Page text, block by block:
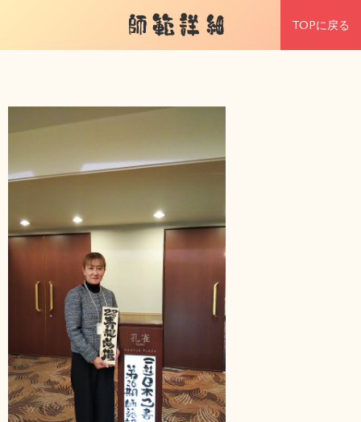
師範詳細 TOPに戻る